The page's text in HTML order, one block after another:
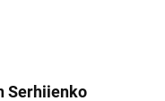
Serhiienko